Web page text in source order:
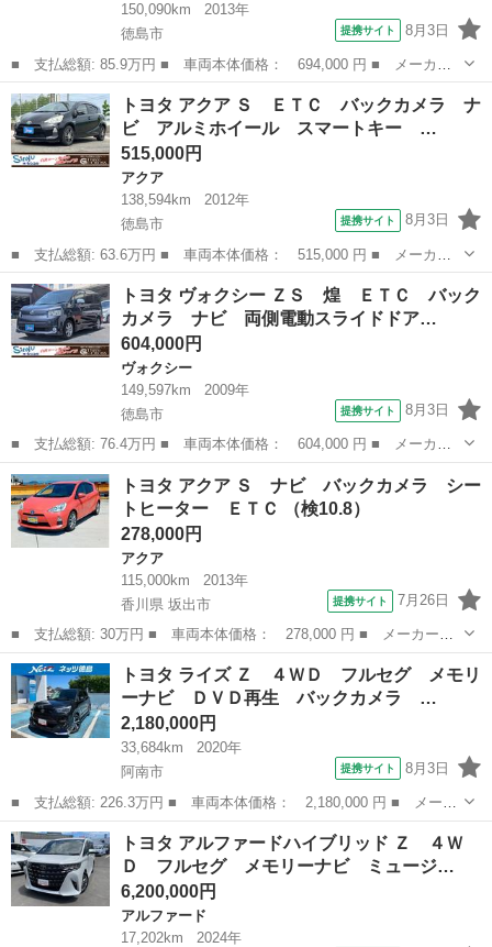
150,090km
2013年
徳島市
提携サイト 8月3日
■ 支払総額: 85.9万円 ■ 車両本体価格： 694,000 円 ■ メーカー
名： トヨタ ■ 車種名： エスティマ ■ グレード名： アエラ
ス ＥＴＣ バックカメラ ナビ オートクルーズコントロール 両
側電動スライド...
徳島 徳島市 エスティマ
トヨタ アクア Ｓ ＥＴＣ バックカメラ ナ
ビ アルミホイール スマートキー …
515,000円
アクア
138,594km
2012年
徳島市
提携サイト 8月3日
■ 支払総額: 63.6万円 ■ 車両本体価格： 515,000 円 ■ メーカー
名： トヨタ ■ 車種名： アクア ■ グレード名： Ｓ ＥＴＣ
バックカメラ ナビ アルミホイール スマートキー 電動格納ミラ
ー シートヒ...
徳島 徳島市 アクア
トヨタ ヴォクシー ＺＳ 煌 ＥＴＣ バック
カメラ ナビ 両側電動スライドドア…
604,000円
ヴォクシー
149,597km
2009年
徳島市
提携サイト 8月3日
■ 支払総額: 76.4万円 ■ 車両本体価格： 604,000 円 ■ メーカー
名： トヨタ ■ 車種名： ヴォクシー ■ グレード名： ＺＳ
煌 ＥＴＣ バックカメラ ナビ 両側電動スライドドア ＨＩＤ
スマートキー ...
徳島 徳島市 ヴォクシー
トヨタ アクア Ｓ ナビ バックカメラ シー
トヒーター ＥＴＣ （検10.8）
278,000円
アクア
115,000km
2013年
香川県 坂出市
提携サイト 7月26日
■ 支払総額: 30万円 ■ 車両本体価格： 278,000 円 ■ メーカー
名： トヨタ ■ 車種名： アクア ■ グレード名： Ｓ ナビ バ
ックカメラ シートヒーター ＥＴＣ ■ 排気量： 1500cc ■ ドア
枚数：...
香川 坂出市 アクア
トヨタ ライズ Ｚ ４ＷＤ フルセグ メモリ
ーナビ ＤＶＤ再生 バックカメラ …
2,180,000円
33,684km
2020年
阿南市
提携サイト 8月3日
■ 支払総額: 226.3万円 ■ 車両本体価格： 2,180,000 円 ■ メーカ
ー名： トヨタ ■ 車種名： ライズ ■ グレード名： Ｚ ４Ｗ
Ｄ フルセグ メモリーナビ ＤＶＤ再生 バックカメラ 衝突被害
軽減システ...
徳島 阿南市 トヨタ
トヨタ アルファードハイブリッド Ｚ ４Ｗ
Ｄ フルセグ メモリーナビ ミュージ…
6,200,000円
アルファード
17,202km
2024年